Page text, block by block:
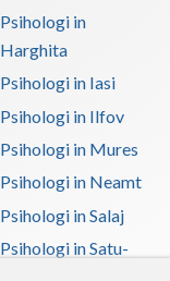
Psihologi in
Harghita
Psihologi in Iasi
Psihologi in Ilfov
Psihologi in Mures
Psihologi in Neamt
Psihologi in Salaj
Psihologi in Satu-